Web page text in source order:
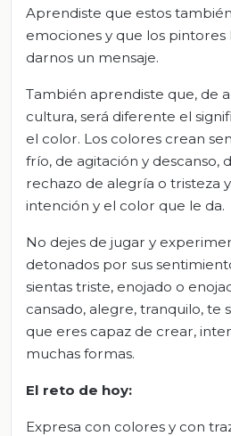
Aprendiste que estos
emociones y que los pintores
darnos un mensaje.
También aprendiste que, de
cultura, será diferente el
el color. Los colores crean
frío, de agitación y descanso,
rechazo de alegría o tristeza
intención y el color que le da.
No dejes de jugar y
detonados por sus
sientas triste, enojado o
cansado, alegre, tranquilo, te
que eres capaz de crear,
muchas formas.
El reto de hoy:
Expresa con colores y con